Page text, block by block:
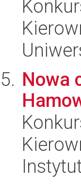
Nowa